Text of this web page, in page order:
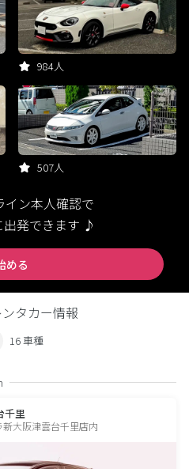
984人
507人
イン本人確認で
出発できます ♪
める
タカー情報
16 車種
千里
大阪津雲台千里店内